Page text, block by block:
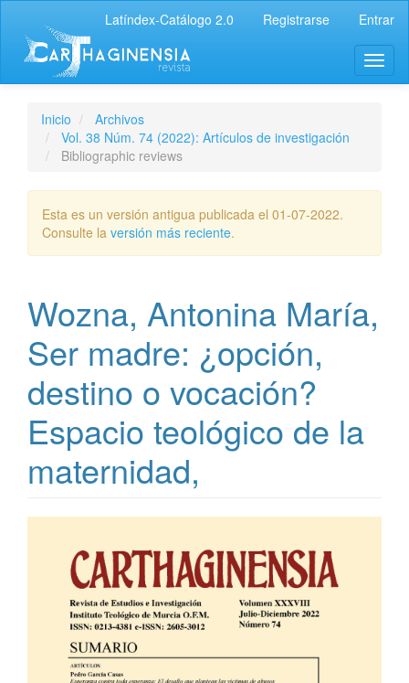
Latíndex-Catálogo 2.0 Registrarse Entrar
Inicio
Archivos
Vol. 38 Núm. 74 (2022): Artículos de investigación
Bibliographic reviews
Esta es un versión antigua publicada el 01-07-2022.
Consulte la versión más reciente.
Wozna, Antonina María,
Ser madre: ¿opción,
destino o vocación?
Espacio teológico de la
maternidad,